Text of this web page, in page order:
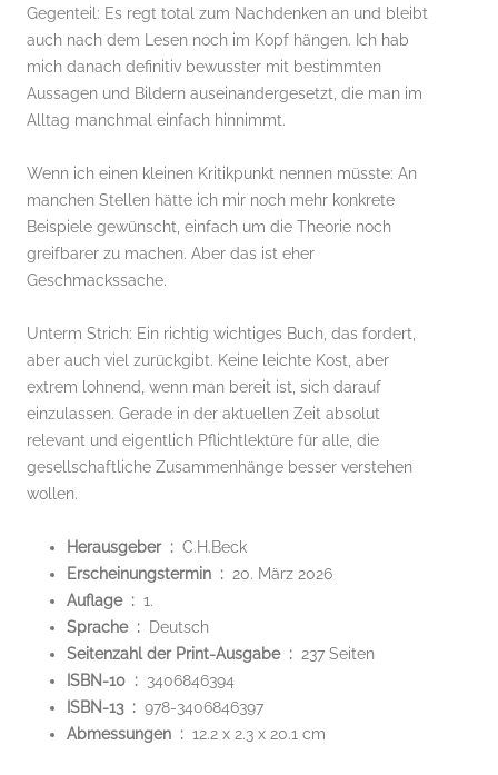
Gegenteil: Es regt total zum Nachdenken an und bleibt
auch nach dem Lesen noch im Kopf hängen. Ich hab
mich danach definitiv bewusster mit bestimmten
Aussagen und Bildern auseinandergesetzt, die man im
Alltag manchmal einfach hinnimmt.
Wenn ich einen kleinen Kritikpunkt nennen müsste: An
manchen Stellen hätte ich mir noch mehr konkrete
Beispiele gewünscht, einfach um die Theorie noch
greifbarer zu machen. Aber das ist eher
Geschmackssache.
Unterm Strich: Ein richtig wichtiges Buch, das fordert,
aber auch viel zurückgibt. Keine leichte Kost, aber
extrem lohnend, wenn man bereit ist, sich darauf
einzulassen. Gerade in der aktuellen Zeit absolut
relevant und eigentlich Pflichtlektüre für alle, die
gesellschaftliche Zusammenhänge besser verstehen
wollen.
Herausgeber ‏ : ‎ C.H.Beck
Erscheinungstermin ‏ : ‎ 20. März 2026
Auflage ‏ : ‎ 1.
Sprache ‏ : ‎
Deutsch
Seitenzahl der Print-Ausgabe ‏ : ‎ 237 Seiten
ISBN-10 ‏ : ‎ 3406846394
ISBN-13 ‏ : ‎ 978-3406846397
Abmessungen ‏ : ‎ 12.2 x 2.3 x 20.1 cm